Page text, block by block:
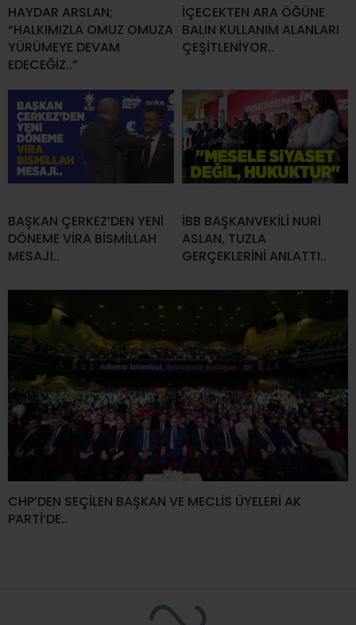
HAYDAR ARSLAN;
“HALKIMIZLA OMUZ OMUZA
YÜRÜMEYE DEVAM
EDECEĞİZ..”
İÇECEKTEN ARA ÖĞÜNE
BALIN KULLANIM ALANLARI
ÇEŞİTLENİYOR..
BAŞKAN ÇERKEZ’DEN YENİ
DÖNEME VİRA BİSMİLLAH
MESAJI..
İBB BAŞKANVEKİLİ NURİ
ASLAN, TUZLA
GERÇEKLERİNİ ANLATTI..
CHP’DEN SEÇİLEN BAŞKAN VE MECLİS ÜYELERİ AK
PARTİ’DE..